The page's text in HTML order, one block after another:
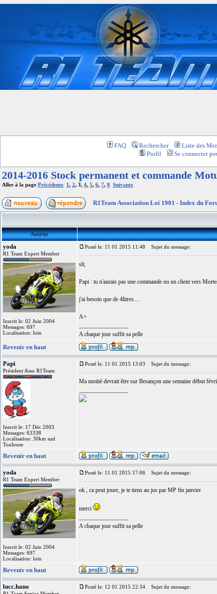
FAQ Rechercher
Liste des
Profil
Se connecter
2014-2016 Stock permanent et commande
Aller à la page Précédente 1, 2, 3, 4, 5, 6, 7, 8 Suivante
R1Team Association Loi 1901 - Index du
Auteur
yoda
R1 Team Expert Member
Inscrit le: 02 Juin 2004
Messages: 697
Localisation: loin
Posté le: 11 01 2015 11:48 Sujet du message:
slt,
Papi : tu n'aurais pas une commande ou un client vers
j'ai besoin que de 4litres....
A+
A chaque jour suffit sa pelle
Revenir en haut
Papi
Président Asso R1Team
Inscrit le: 17 Déc 2003
Messages: 63338
Localisation: 30km sud
Toulouse
Posté le: 11 01 2015 13:03 Sujet du message:
Ma moitié devrait être sur Besançon une semaine début
Revenir en haut
yoda
R1 Team Expert Member
Inscrit le: 02 Juin 2004
Messages: 697
Localisation: loin
Posté le: 11 01 2015 17:06 Sujet du message:
ok , ca peut jouer, je te tiens au jus par MP fin janvier
merci
A chaque jour suffit sa pelle
Revenir en haut
lucc.hano Posté le: 12 01 2015 22:34 Sujet du message: